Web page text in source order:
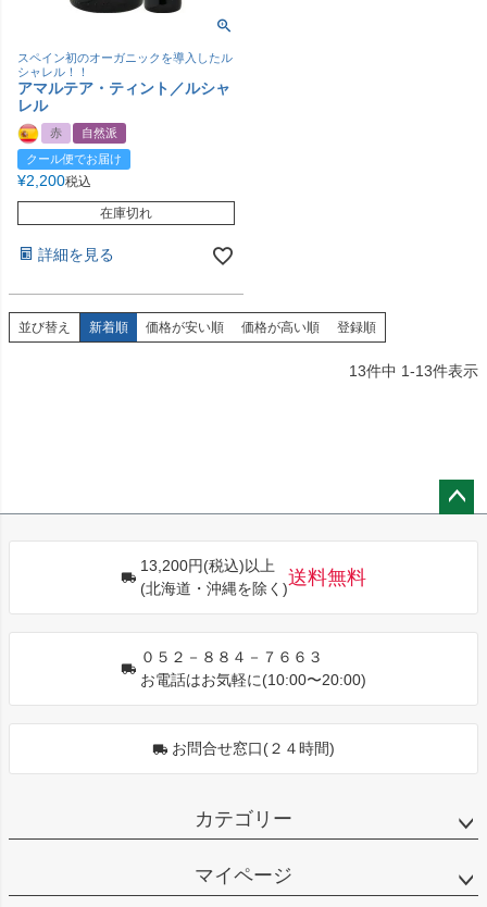
スペイン初のオーガニックを導入したル
シャレル！！
アマルテア・ティント／ルシャ
レル
赤
自然派
クール便でお届け
¥2,200税込
在庫切れ
詳細を見る
並び替え 新着順 価格が安い順 価格が高い順 登録順
13件中 1-13件表示
13,200円(税込)以上
(北海道・沖縄を除く)
送料無料
０５２－８８４－７６６３
お電話はお気軽に(10:00〜20:00)
お問合せ窓口(２４時間)
カテゴリー
マイページ